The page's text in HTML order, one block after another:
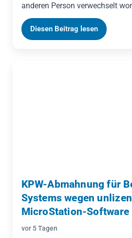
anderen Person verwechselt
Abmahnung gab die
GmbH die strafbewehrte
ab, sodass die
Diesen Beitrag lesen
KPW-Abmahnung für
Systems wegen
MicroStation-Software
vor 5 Tagen